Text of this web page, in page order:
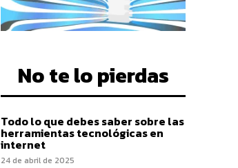
No te lo pierdas
Todo lo que debes saber sobre las
herramientas tecnológicas en
internet
24 de abril de 2025